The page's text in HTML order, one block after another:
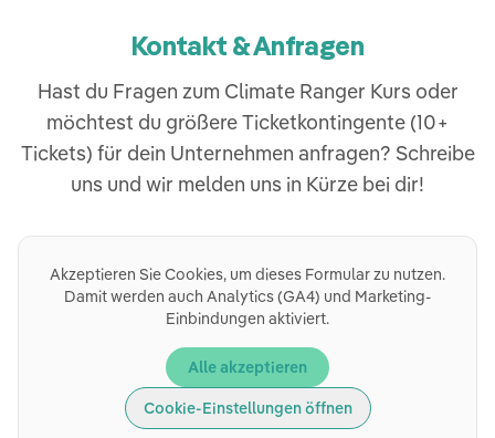
Kontakt & Anfragen
Hast du Fragen zum Climate Ranger Kurs oder
möchtest du größere Ticketkontingente (10+
Tickets) für dein Unternehmen anfragen? Schreibe
uns und wir melden uns in Kürze bei dir!
Akzeptieren Sie Cookies, um dieses Formular zu nutzen.
Damit werden auch Analytics (GA4) und Marketing-
Einbindungen aktiviert.
Alle akzeptieren
Cookie-Einstellungen öffnen